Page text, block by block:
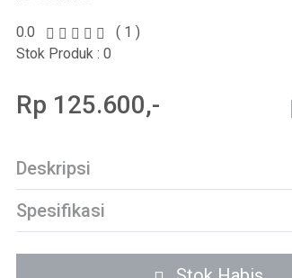
0.0
( 1 )
Stok Produk : 0
Rp 125.600,-
Deskripsi
Spesifikasi